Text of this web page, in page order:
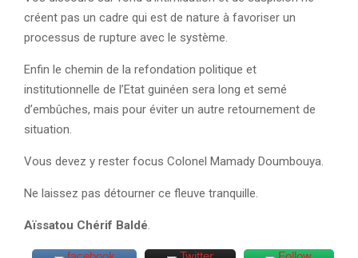
créent pas un cadre qui est de nature à favoriser un
processus de rupture avec le système.
Enfin le chemin de la refondation politique et
institutionnelle de l’Etat guinéen sera long et semé
d’embûches, mais pour éviter un autre retournement de
situation.
Vous devez y rester focus Colonel Mamady Doumbouya.
Ne laissez pas détourner ce fleuve tranquille.
Aïssatou Chérif Baldé.